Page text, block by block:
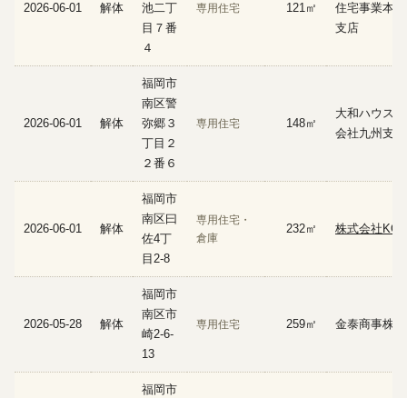
2026-06-01 解体
池二丁
目７番
４
専用住宅 121㎡
住宅事業本
支店
2026-06-01 解体
福岡市
南区警
弥郷３
丁目２
２番６
専用住宅 148㎡
大和ハウス
会社九州支社
2026-06-01 解体
福岡市
南区曰
佐4丁
目2-8
専用住宅・
倉庫
232㎡ 株式会社
2026-05-28 解体
福岡市
南区市
崎2-6-
13
専用住宅 259㎡ 金泰商事株
福岡市